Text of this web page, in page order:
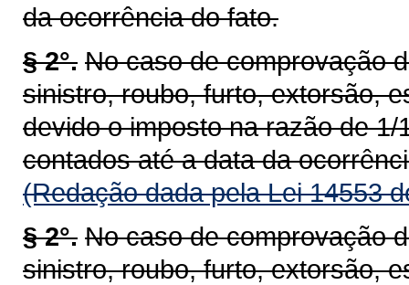
da ocorrência do fato.
§ 2°. No caso de comprovação
sinistro, roubo, furto, extorsão,
devido o imposto na razão de
contados até a data da
(Redação dada pela Lei 14553
§ 2°. No caso de comprovação
sinistro, roubo, furto, extorsão,